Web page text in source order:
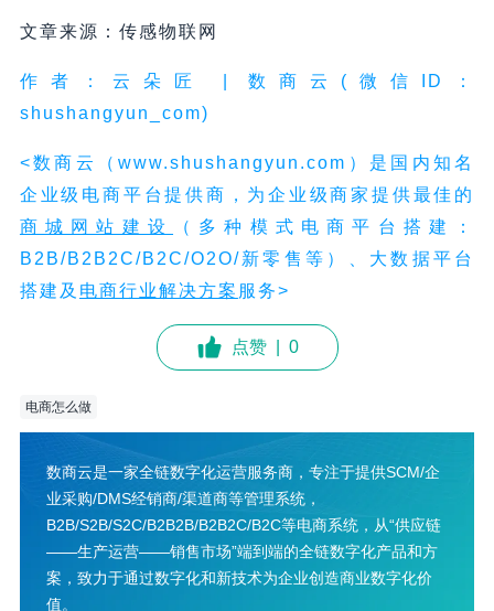
文章来源：传感物联网
作者：云朵匠 | 数商云(微信ID：
shushangyun_com)
<数商云（www.shushangyun.com）是国内知名
企业级电商平台提供商，为企业级商家提供最佳的
商城网站建设
（多种模式电商平台搭建：
B2B/B2B2C/B2C/O2O/新零售等）、大数据平台
搭建及 电商行业解决方案 服务>
点赞 0
电商怎么做
数商云是一家全链数字化运营服务商，专注于提供SCM/企
业采购/DMS经销商/渠道商等管理系统，
B2B/S2B/S2C/B2B2B/B2B2C/B2C等电商系统，从“供应链
——生产运营——销售市场”端到端的全链数字化产品和方
案，致力于通过数字化和新技术为企业创造商业数字化价
值。